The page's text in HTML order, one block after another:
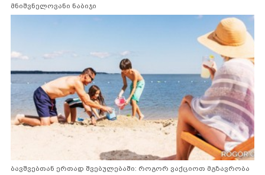
მნიშვნელოვანი ნაბიჯი
ბავშვებთან ერთად შვებულებაში: როგორ ვაქციოთ მგზავრობა